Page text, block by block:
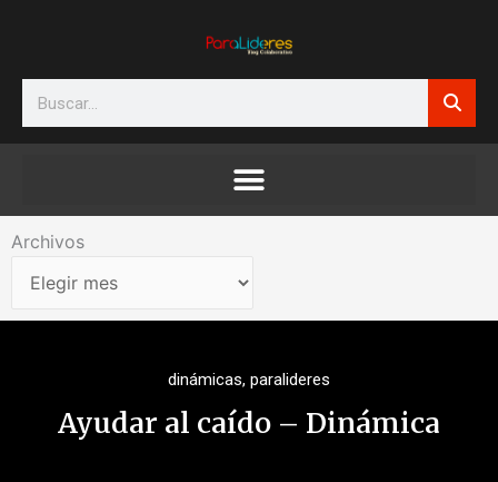
Search
Archivos
Archivos
dinámicas, paralideres
Ayudar al caído – Dinámica